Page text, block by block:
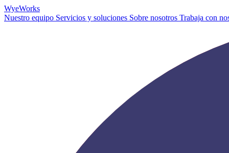
WyeWorks
Nuestro equipo Servicios y soluciones Sobre nosotros Trabaja con